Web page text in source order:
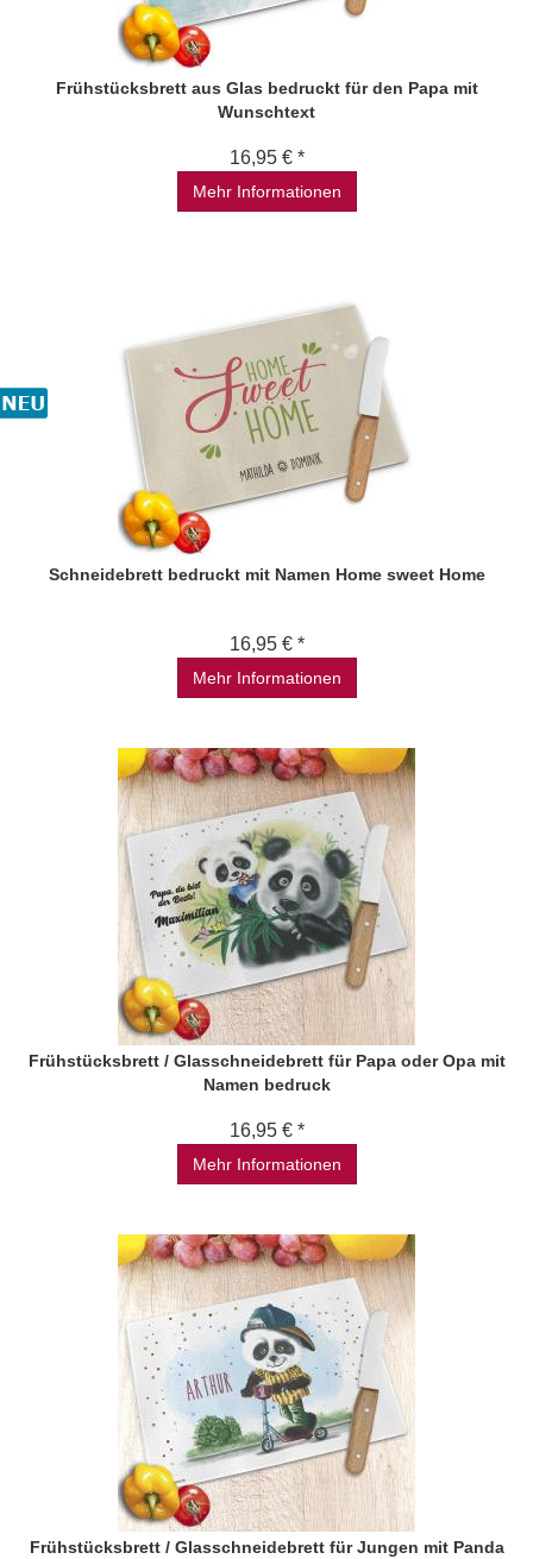
Frühstücksbrett aus Glas bedruckt für den Papa mit
Wunschtext
16,95 € *
Mehr Informationen
Schneidebrett bedruckt mit Namen Home sweet Home
16,95 € *
Mehr Informationen
Frühstücksbrett / Glasschneidebrett für Papa oder Opa mit
Namen bedruck
16,95 € *
Mehr Informationen
Frühstücksbrett / Glasschneidebrett für Jungen mit Panda